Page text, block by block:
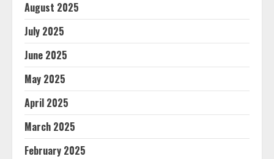
August 2025
July 2025
June 2025
May 2025
April 2025
March 2025
February 2025